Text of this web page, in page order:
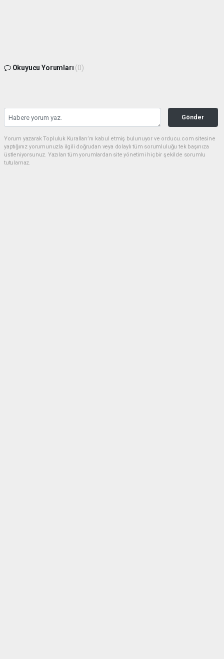
Okuyucu Yorumları (0)
Gönder
Yorum yazarak Topluluk Kuralları’nı kabul etmiş bulunuyor ve orducu.com sitesine
yaptığınız yorumunuzla ilgili doğrudan veya dolaylı tüm sorumluluğu tek başınıza
üstleniyorsunuz. Yazılan tüm yorumlardan site yönetimi hiçbir şekilde sorumlu
tutulamaz.